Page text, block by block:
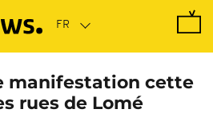
manifestation cette
rues de Lomé